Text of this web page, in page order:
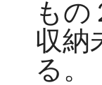
もの
収納
る。